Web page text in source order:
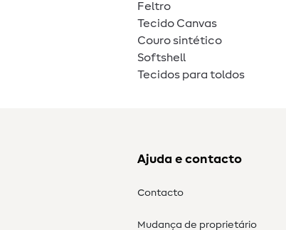
Feltro
Tecido Canvas
Couro sintético
Softshell
Tecidos para toldos
Ajuda e contacto
Contacto
Mudança de proprietário